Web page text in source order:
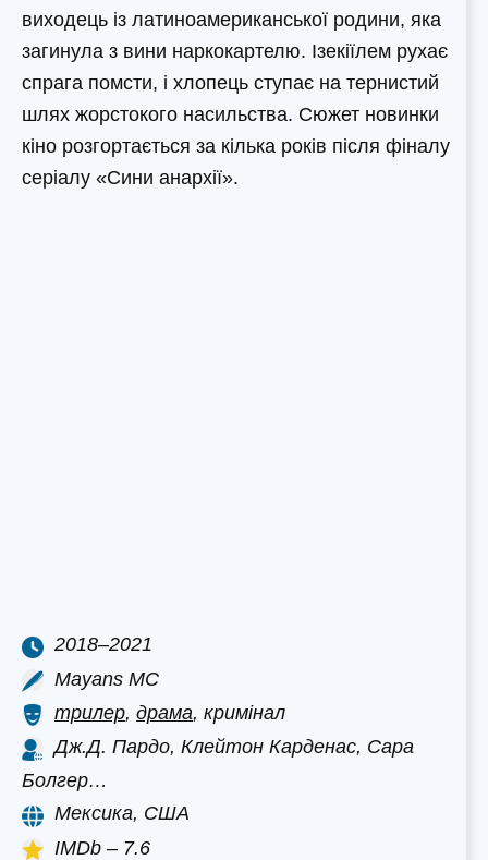
виходець із латиноамериканської родини, яка
загинула з вини наркокартелю. Ізекіїлем рухає
спрага помсти, і хлопець ступає на тернистий
шлях жорстокого насильства. Сюжет новинки
кіно розгортається за кілька років після фіналу
серіалу «Сини анархії».
2018–2021
Mayans MC
трилер, драма, кримінал
Дж.Д. Пардо, Клейтон Карденас, Сара
Болгер…
Мексика, США
IMDb – 7.6